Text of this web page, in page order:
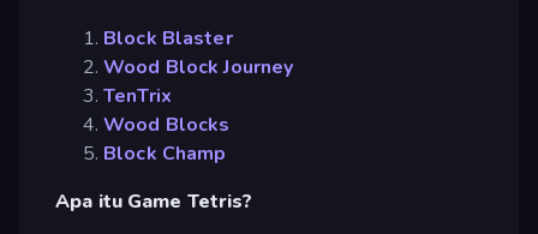
Block Blaster
Wood Block Journey
TenTrix
Wood Blocks
Block Champ
Apa itu Game Tetris?